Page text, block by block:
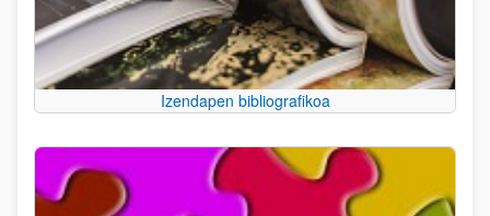
Izendapen bibliografikoa